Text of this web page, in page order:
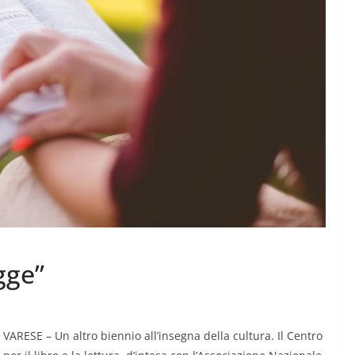
VARESE – Un altro biennio all’insegna della cultura. Il Centro
fino
Le Imprese dell’Alto
Piemonte “tengono